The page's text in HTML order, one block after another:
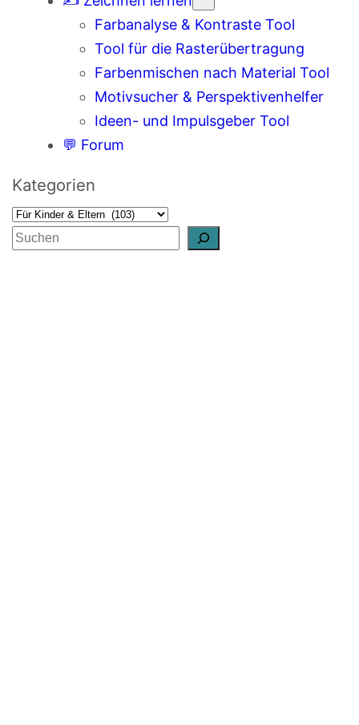
Farbanalyse & Kontraste Tool
Tool für die Rasterübertragung
Farbenmischen nach Material Tool
Motivsucher & Perspektivenhelfer
Ideen- und Impulsgeber Tool
💬 Forum
Kategorien
S